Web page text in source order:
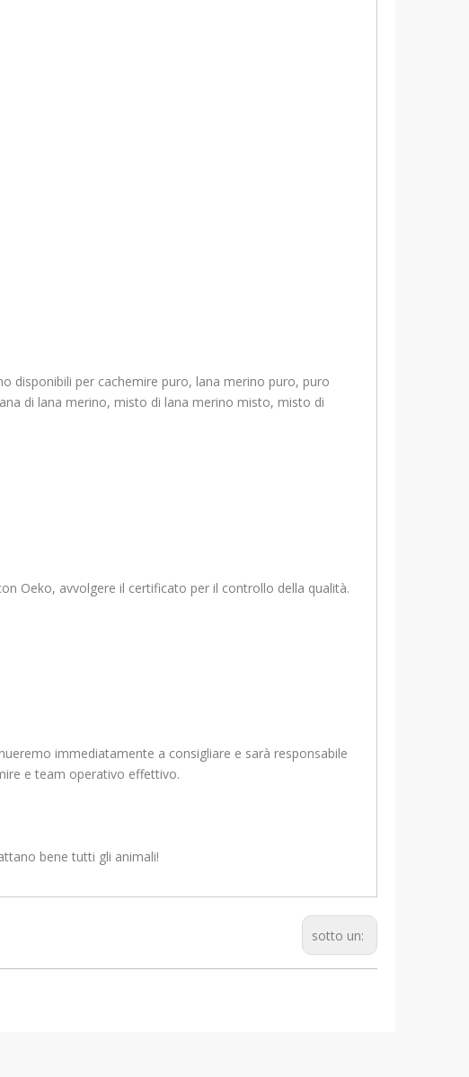
disponibili per cachemire puro, lana merino puro, puro
di lana merino, misto di lana merino misto, misto di
Oeko, avvolgere il certificato per il controllo della qualità.
immediatamente a consigliare e sarà responsabile
e team operativo effettivo.
bene tutti gli animali!
sotto un: